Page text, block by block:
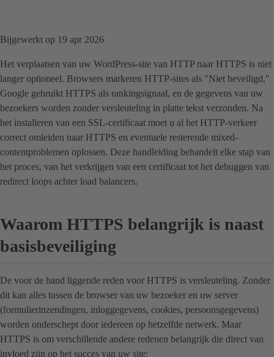
Bijgewerkt op 19 apr 2026
Het verplaatsen van uw WordPress-site van HTTP naar HTTPS is niet
langer optioneel. Browsers markeren HTTP-sites als "Niet beveiligd,"
Google gebruikt HTTPS als rankingsignaal, en de gegevens van uw
bezoekers worden zonder versleuteling in platte tekst verzonden. Na
het installeren van een SSL-certificaat moet u al het HTTP-verkeer
correct omleiden naar HTTPS en eventuele resterende mixed-
contentproblemen oplossen. Deze handleiding behandelt elke stap van
het proces, van het verkrijgen van een certificaat tot het debuggen van
redirect loops achter load balancers.
Waarom HTTPS belangrijk is naast
basisbeveiliging
De voor de hand liggende reden voor HTTPS is versleuteling. Zonder
dit kan alles tussen de browser van uw bezoeker en uw server
(formulierinzendingen, inloggegevens, cookies, persoonsgegevens)
worden onderschept door iedereen op hetzelfde netwerk. Maar
HTTPS is om verschillende andere redenen belangrijk die direct van
invloed zijn op het succes van uw site: